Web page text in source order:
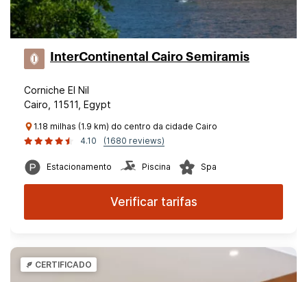
InterContinental Cairo Semiramis
Corniche El Nil
Cairo, 11511, Egypt
1.18 milhas (1.9 km) do centro da cidade Cairo
4.10
(1680 reviews)
Estacionamento Piscina Spa
Verificar tarifas
CERTIFICADO